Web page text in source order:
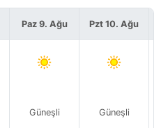
Paz 9. Ağu
Güneşli
Pzt 10. Ağu
Güneşli